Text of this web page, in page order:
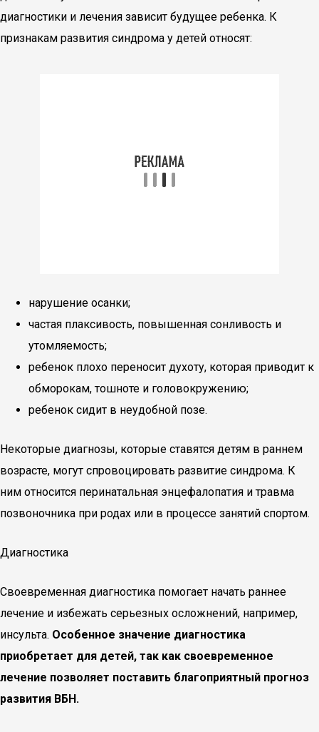
диагностики и лечения зависит будущее ребенка. К
признакам развития синдрома у детей относят:
нарушение осанки;
частая плаксивость, повышенная сонливость и
утомляемость;
ребенок плохо переносит духоту, которая приводит к
обморокам, тошноте и головокружению;
ребенок сидит в неудобной позе.
Некоторые диагнозы, которые ставятся детям в раннем
возрасте, могут спровоцировать развитие синдрома. К
ним относится перинатальная энцефалопатия и травма
позвоночника при родах или в процессе занятий спортом.
Диагностика
Своевременная диагностика помогает начать раннее
лечение и избежать серьезных осложнений, например,
инсульта. Особенное значение диагностика
приобретает для детей, так как своевременное
лечение позволяет поставить благоприятный прогноз
развития ВБН.